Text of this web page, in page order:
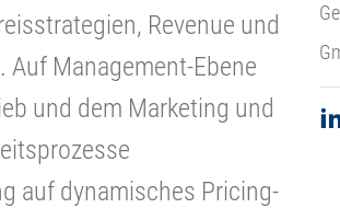
Revenue und
Management-Ebene
und dem Marketing und
auf dynamisches Pricing-